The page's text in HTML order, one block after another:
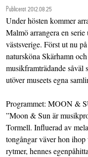
Publicerat 2012.08.25
Under hösten kommer
Malmö arrangera en
västsverige. Först ut nu
natursköna Skärhamn
musikframträdande såväl
utöver museets egna
Programmet: MOON &
”Moon & Sun är
Tormell. Influerad av
tongångar väver hon
rytmer, hennes